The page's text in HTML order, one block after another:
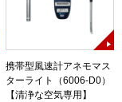
携帯型風速計アネモマス
ターライト（6006-D0）
【清浄な空気専用】